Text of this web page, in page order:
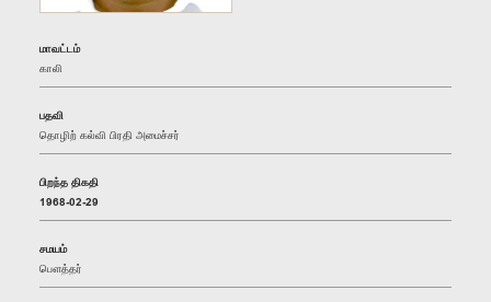
மாவட்டம்
காலி
பதவி
தொழிற் கல்வி பிரதி அமைச்சர்
பிறந்த திகதி
1968-02-29
சமயம்
பௌத்தர்